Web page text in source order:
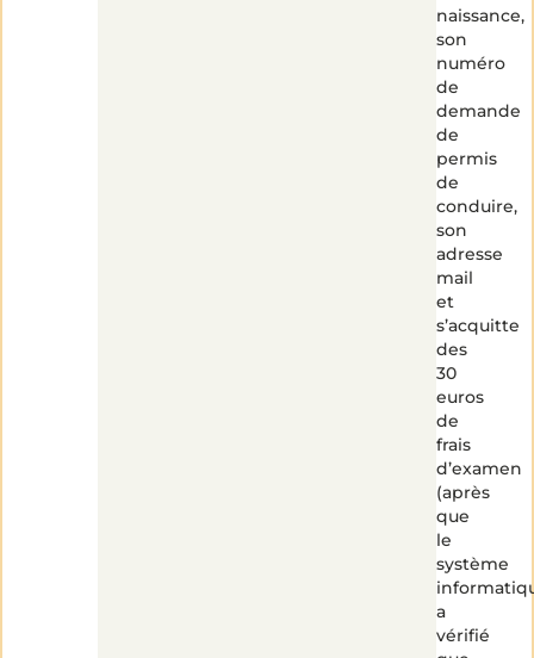
naissance,
son
numéro
de
demande
de
permis
de
conduire,
son
adresse
mail
et
s’acquitte
des
30
euros
de
frais
d’examen
(après
que
le
système
a
vérifié